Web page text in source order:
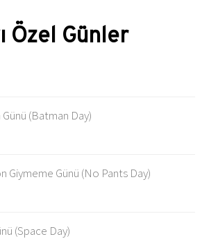
Özel Günler
(Batman Day)
Giymeme Günü (No Pants Day)
(Space Day)